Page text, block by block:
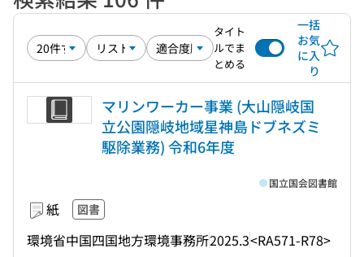
タイト
ルでま
とめる
一括
お気
に入
り
マリンワーカー事業 (大山隠岐国
立公園隠岐地域星神島ドブネズミ
駆除業務) 令和6年度
紙 図書
環境省中国四国地方環境事務所2025.3<RA571-R78>
国立国会図書館